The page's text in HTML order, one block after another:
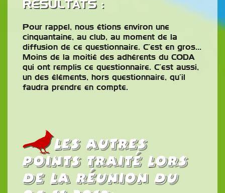
RÉSULTATS :
Pour rappel, nous étions environ une
cinquantaine, au club, au moment de la
diffusion de ce questionnaire. C’est en gros…
Moins de la moitié des adhérents du CODA
qui ont remplis ce questionnaire. C’est aussi,
un des éléments, hors questionnaire, qu’il
faudra prendre en compte.
Les autres
points traité lors
de la réunion du